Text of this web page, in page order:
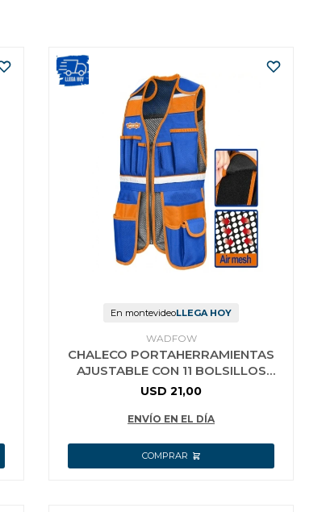
En montevideoLLEGA HOY
WADFOW
CHALECO PORTAHERRAMIENTAS
AJUSTABLE CON 11 BOLSILLOS
WADFOW WTG6105
USD 21,00
ENVÍO EN EL DÍA